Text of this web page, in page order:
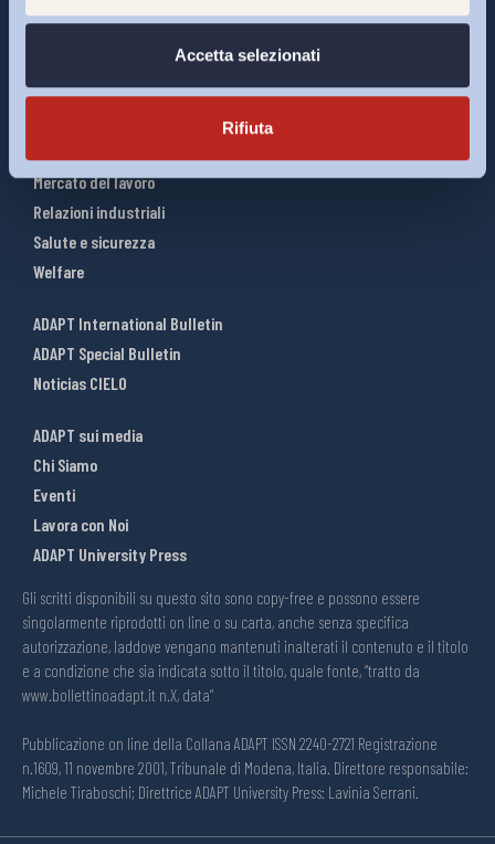
Accetta selezionati
Rifiuta
Interventi ADAPT
Mercato del lavoro
Relazioni industriali
Salute e sicurezza
Welfare
ADAPT International Bulletin
ADAPT Special Bulletin
Noticias CIELO
ADAPT sui media
Chi Siamo
Eventi
Lavora con Noi
ADAPT University Press
Gli scritti disponibili su questo sito sono copy-free e possono essere
singolarmente riprodotti on line o su carta, anche senza specifica
autorizzazione, laddove vengano mantenuti inalterati il contenuto e il titolo
e a condizione che sia indicata sotto il titolo, quale fonte, “tratto da
www.bollettinoadapt.it n.X, data“
Pubblicazione on line della Collana ADAPT ISSN 2240-2721 Registrazione
n.1609, 11 novembre 2001, Tribunale di Modena, Italia. Direttore responsabile:
Michele Tiraboschi; Direttrice ADAPT University Press: Lavinia Serrani.